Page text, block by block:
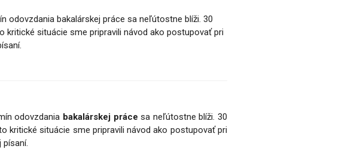
odovzdania bakalárskej práce sa neľútostne blíži. 30
kritické situácie sme pripravili návod ako postupovať pri
odovzdania bakalárskej prácesa neľútostne blíži. 30
kritické situácie sme pripravili návod ako postupovať pri
písaní.